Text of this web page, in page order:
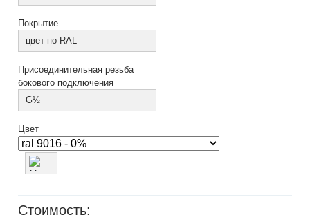
Покрытие
цвет по RAL
Присоединительная резьба
бокового подключения
G½
Цвет
Стоимость: